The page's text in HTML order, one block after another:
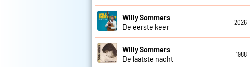
Willy Sommers
De eerste keer
2026
Willy Sommers
De laatste nacht
1988